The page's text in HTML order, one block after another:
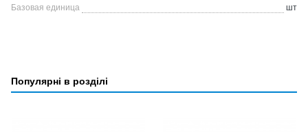
Базовая единица
шт
Популярні в розділі